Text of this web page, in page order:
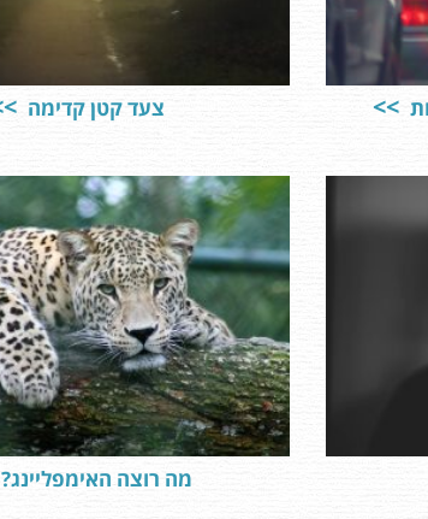
צעד קטן קדימה
מה רוצה האימפליינג?